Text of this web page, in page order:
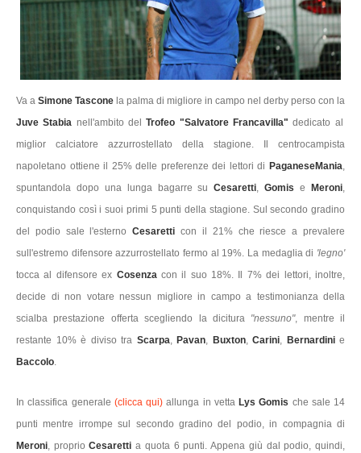
Va a Simone Tascone la palma di migliore in campo nel derby perso con la
Juve Stabia nell'ambito delTrofeo "Salvatore Francavilla" dedicato al
miglior calciatore azzurrostellato della stagione. Il centrocampista
napoletano ottiene il 25% delle preferenze dei lettori di PaganeseMania,
spuntandola dopo una lunga bagarre suCesaretti,Gomise Meroni,
conquistando così i suoi primi 5 punti della stagione. Sul secondo gradino
del podio sale l'esternoCesaretticon il 21% che riesce a prevalere
sull'estremo difensore azzurrostellato fermo al 19%. La medaglia di 'legno'
tocca al difensore ex Cosenza con il suo 18%. Il 7% dei lettori, inoltre,
decide di non votare nessun migliore in campo a testimonianza della
scialba prestazione offerta scegliendo la dicitura "nessuno", mentre il
restante 10% è diviso tra Scarpa, Pavan, Buxton, Carini, Bernardini e
Baccolo.
In classifica generale (clicca qui) allunga in vetta Lys Gomis che sale 14
punti mentre irrompe sul secondo gradino del podio, in compagnia di
Meroni, proprioCesarettia quota 6 punti. Appena giù dal podio, quindi,